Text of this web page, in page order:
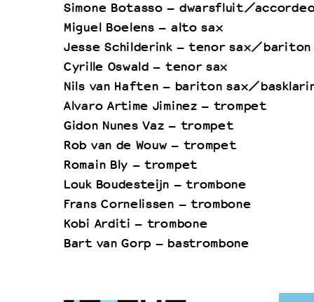
Simone Botasso – dwarsfluit/
Miguel Boelens – alto sax
Jesse Schilderink – tenor sax/bariton
Cyrille Oswald – tenor sax
Nils van Haften – bariton sax/
Alvaro Artime Jiminez – trompet
Gidon Nunes Vaz – trompet
Rob van de Wouw – trompet
Romain Bly – trompet
Louk Boudesteijn – trombone
Frans Cornelissen – trombone
Kobi Arditi – trombone
Bart van Gorp – bastrombone